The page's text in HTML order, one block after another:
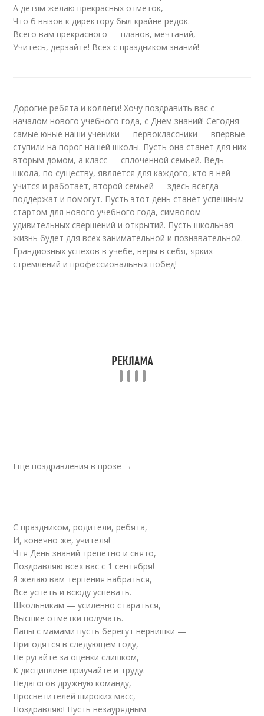
А детям желаю прекрасных отметок,
Что б вызов к директору был крайне редок.
Всего вам прекрасного — планов, мечтаний,
Учитесь, дерзайте! Всех с праздником знаний!
Дорогие ребята и коллеги! Хочу поздравить вас с
началом нового учебного года, с Днем знаний! Сегодня
самые юные наши ученики — первоклассники — впервые
ступили на порог нашей школы. Пусть она станет для них
вторым домом, а класс — сплоченной семьей. Ведь
школа, по существу, является для каждого, кто в ней
учится и работает, второй семьей — здесь всегда
поддержат и помогут. Пусть этот день станет успешным
стартом для нового учебного года, символом
удивительных свершений и открытий. Пусть школьная
жизнь будет для всех занимательной и познавательной.
Грандиозных успехов в учебе, веры в себя, ярких
стремлений и профессиональных побед!
Еще поздравления в прозе →
С праздником, родители, ребята,
И, конечно же, учителя!
Чтя День знаний трепетно и свято,
Поздравляю всех вас с 1 сентября!
Я желаю вам терпения набраться,
Все успеть и всюду успевать.
Школьникам — усиленно стараться,
Высшие отметки получать.
Папы с мамами пусть берегут нервишки —
Пригодятся в следующем году,
Не ругайте за оценки слишком,
К дисциплине приучайте и труду.
Педагогов дружную команду,
Просветителей широких масс,
Поздравляю! Пусть незаурядным